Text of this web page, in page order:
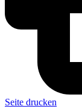
Seite drucken